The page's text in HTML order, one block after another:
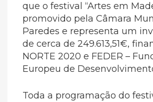
que o festival “Artes em
promovido pela Câmara
Paredes e representa um
de cerca de 249.613,51€,
NORTE 2020 e FEDER –
Europeu de
Toda a programação do